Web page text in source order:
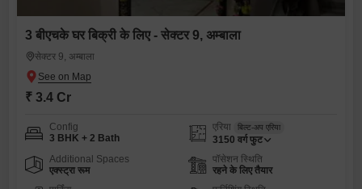
3 बीएचके घर बिक्री के लिए - सेक्टर 9, अम्बाला
सेक्टर 9, अम्बाला
₹ 3.4 Cr
Config
3 BHK + 2 Bath
एरिया बिल्ट-अप एरिया
3150 वर्ग फुट
Additional Spaces
एक्स्ट्रा रूम
पॉसेशन स्थिति
रहने के लिए तैयार